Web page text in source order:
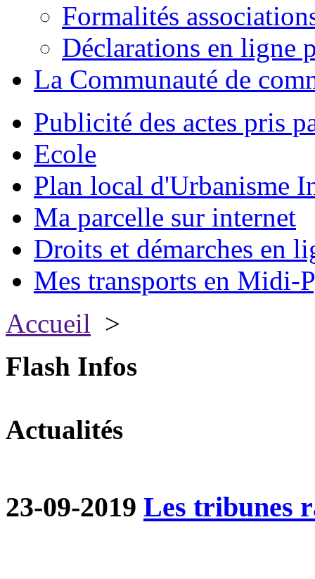
Formalités
Déclarations en ligne
La Communauté de
Publicité des actes pris
Ecole
Plan local d'Urbanisme
Ma parcelle sur internet
Droits et démarches en
Mes transports en Midi-
Accueil >
Flash Infos
Actualités
23-09-2019 Les tribunes